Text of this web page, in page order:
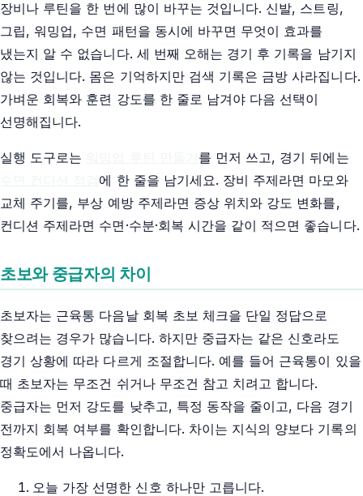
장비나 루틴을 한 번에 많이 바꾸는 것입니다. 신발, 스트링,
그립, 워밍업, 수면 패턴을 동시에 바꾸면 무엇이 효과를
냈는지 알 수 없습니다. 세 번째 오해는 경기 후 기록을 남기지
않는 것입니다. 몸은 기억하지만 검색 기록은 금방 사라집니다.
가벼운 회복와 훈련 강도를 한 줄로 남겨야 다음 선택이
선명해집니다.
실행 도구로는
를 먼저 쓰고, 경기 뒤에는
에 한 줄을 남기세요. 장비 주제라면 마모와
교체 주기를, 부상 예방 주제라면 증상 위치와 강도 변화를,
컨디션 주제라면 수면·수분·회복 시간을 같이 적으면 좋습니다.
초보와 중급자의 차이
초보자는 근육통 다음날 회복 초보 체크을 단일 정답으로
찾으려는 경우가 많습니다. 하지만 중급자는 같은 신호라도
경기 상황에 따라 다르게 조절합니다. 예를 들어 근육통이 있을
때 초보자는 무조건 쉬거나 무조건 참고 치려고 합니다.
중급자는 먼저 강도를 낮추고, 특정 동작을 줄이고, 다음 경기
전까지 회복 여부를 확인합니다. 차이는 지식의 양보다 기록의
정확도에서 나옵니다.
오늘 가장 선명한 신호 하나만 고릅니다.